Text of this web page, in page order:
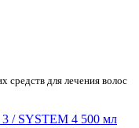
средств для лечения волос